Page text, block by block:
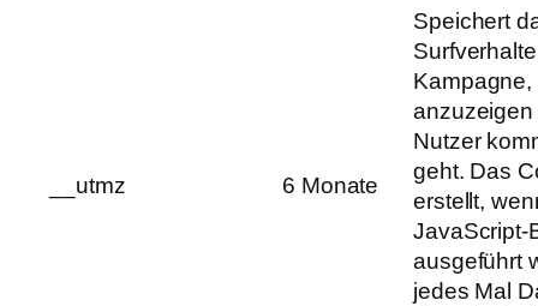
__utmz 6 Monate
Speichert
Kampagne,
Nutzer
geht. Das
erstellt,
JavaScript-
ausgeführt
jedes Mal